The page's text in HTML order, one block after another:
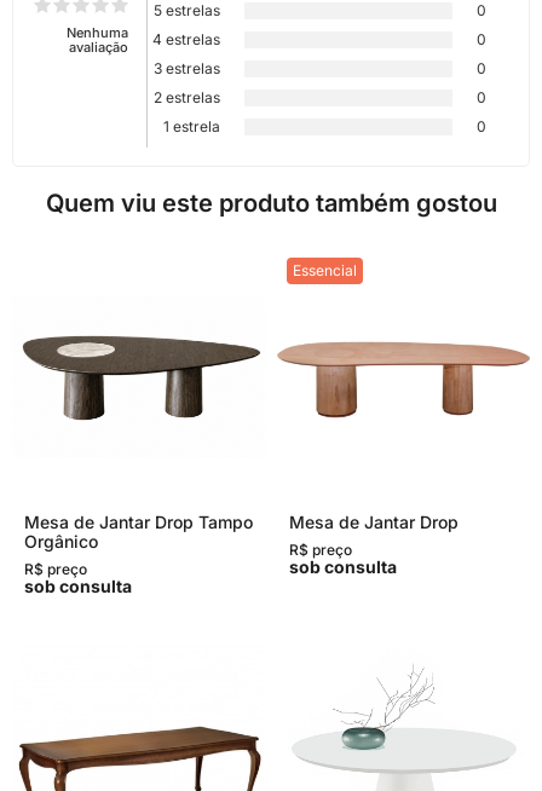
Nenhuma
avaliação
5 estrelas
0
4 estrelas
0
3 estrelas
0
2 estrelas
0
1 estrela
0
Quem viu este produto também gostou
Mesa de Jantar Drop Tampo
Orgânico
R$ preço
sob consulta
Essencial
Mesa de Jantar Drop
R$ preço
sob consulta